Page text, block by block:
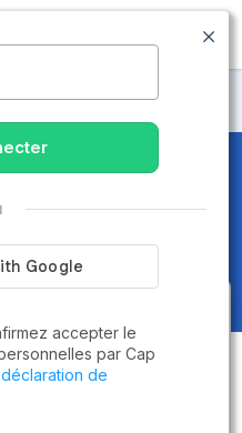
MENU
et EHPAD
des
à vos
!
accepter le
par Cap
déclaration de